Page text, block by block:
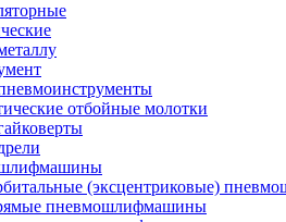
отбойные молотки
(эксцентриковые)
пневмошлифмашины